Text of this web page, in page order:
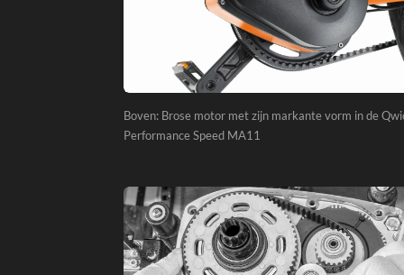
Boven: Brose motor met zijn markante vorm in de
Performance Speed MA11